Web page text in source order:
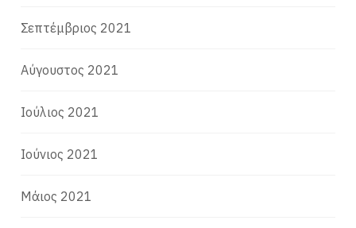
Σεπτέμβριος 2021
Αύγουστος 2021
Ιούλιος 2021
Ιούνιος 2021
Μάιος 2021